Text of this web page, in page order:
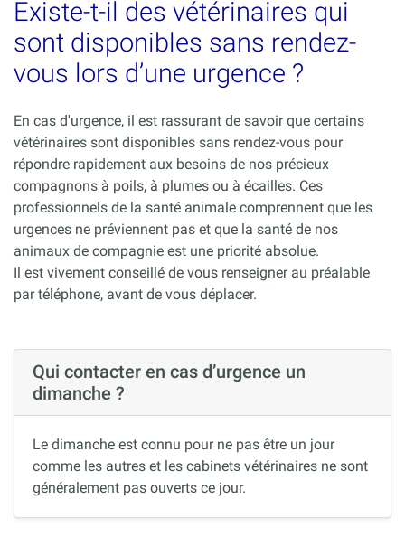
Existe-t-il des vétérinaires qui
sont disponibles sans rendez-
vous lors d’une urgence ?
En cas d'urgence, il est rassurant de savoir que certains
vétérinaires sont disponibles sans rendez-vous pour
répondre rapidement aux besoins de nos précieux
compagnons à poils, à plumes ou à écailles. Ces
professionnels de la santé animale comprennent que les
urgences ne préviennent pas et que la santé de nos
animaux de compagnie est une priorité absolue.
Il est vivement conseillé de vous renseigner au préalable
par téléphone, avant de vous déplacer.
Qui contacter en cas d’urgence un
dimanche ?
Le dimanche est connu pour ne pas être un jour
comme les autres et les cabinets vétérinaires ne sont
généralement pas ouverts ce jour.